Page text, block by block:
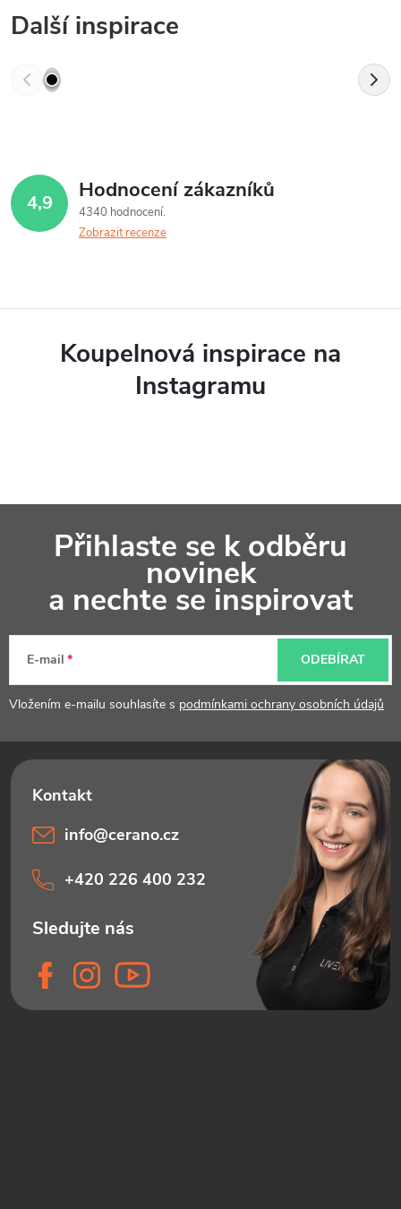
Další inspirace
4,9 Hodnocení zákazníků
4340 hodnocení
Zobrazit recenze
Koupelnová inspirace na
Instagramu
a
Přihlaste se k odběru
novinek
a nechte se inspirovat
E-mail
Vložením e-mailu souhlasíte s podmínkami ochrany osobních údajů
ODEBÍRAT
info@cerano.cz
+420 226 400 232